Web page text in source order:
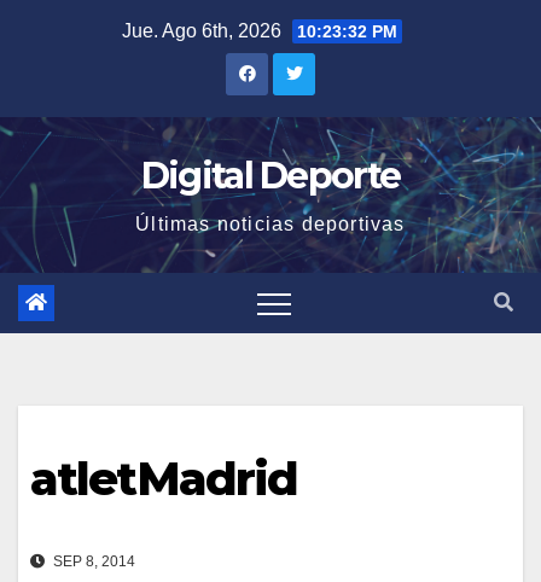
Jue. Ago 6th, 2026 10:23:32 PM
Digital Deporte
Últimas noticias deportivas
atletMadrid
SEP 8, 2014